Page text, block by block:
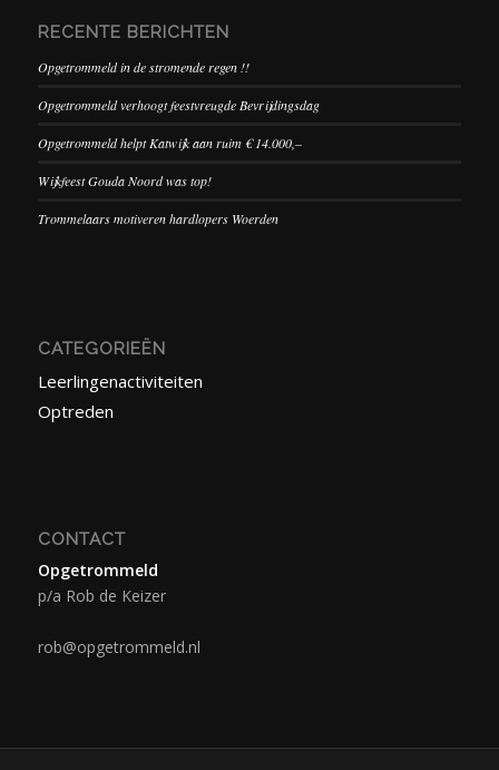
RECENTE BERICHTEN
Opgetrommeld in de stromende regen !!
Opgetrommeld verhoogt feestvreugde Bevrijdingsdag
Opgetrommeld helpt Katwijk aan ruim € 14.000,–
Wijkfeest Gouda Noord was top!
Trommelaars motiveren hardlopers Woerden
CATEGORIEËN
Leerlingenactiviteiten
Optreden
CONTACT
Opgetrommeld
p/a Rob de Keizer
rob@opgetrommeld.nl